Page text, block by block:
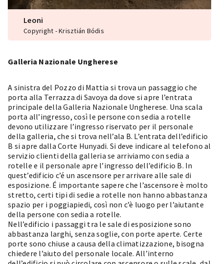
Leoni
Copyright - Krisztián Bódis
Galleria Nazionale Ungherese
A sinistra del Pozzo di Mattia si trova un passaggio che
porta alla Terrazza di Savoya da dove si apre l’entrata
principale della Galleria Nazionale Ungherese. Una scala
porta all’ingresso, così le persone con sedia a rotelle
devono utilizzare l’ingresso riservato per il personale
della galleria, che si trova nell’ala B. L’entrata dell’edificio
B si apre dalla Corte Hunyadi. Si deve indicare al telefono al
servizio clienti della galleria se arriviamo con sedia a
rotelle e il personale apre l’ingresso dell’edificio B. In
quest’edificio c’é un ascensore per arrivare alle sale di
esposizione. É importante sapere che l’ascensore è molto
stretto, certi tipi di sedie a rotelle non hanno abbastanza
spazio per i poggiapiedi, così non c’è luogo per l’aiutante
della persone con sedia a rotelle.
Nell’edificio i passaggi tra le sale di esposizione sono
abbastanza larghi, senza soglie, con porte aperte. Certe
porte sono chiuse a causa della climatizzazione, bisogna
chiedere l’aiuto del personale locale. All’interno